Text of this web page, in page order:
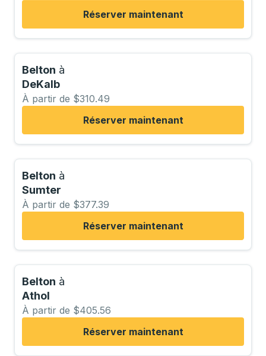
Réserver maintenant
Belton à
DeKalb
À partir de $310.49
Réserver maintenant
Belton à
Sumter
À partir de $377.39
Réserver maintenant
Belton à
Athol
À partir de $405.56
Réserver maintenant